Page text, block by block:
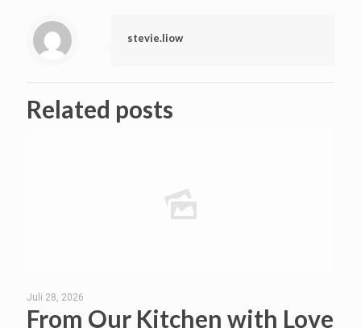
stevie.liow
Related posts
Juli 28, 2026
From Our Kitchen with Love